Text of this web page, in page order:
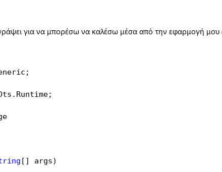
για να μπορέσω να καλέσω μέσα από την εφαρμογή μου
[] args)